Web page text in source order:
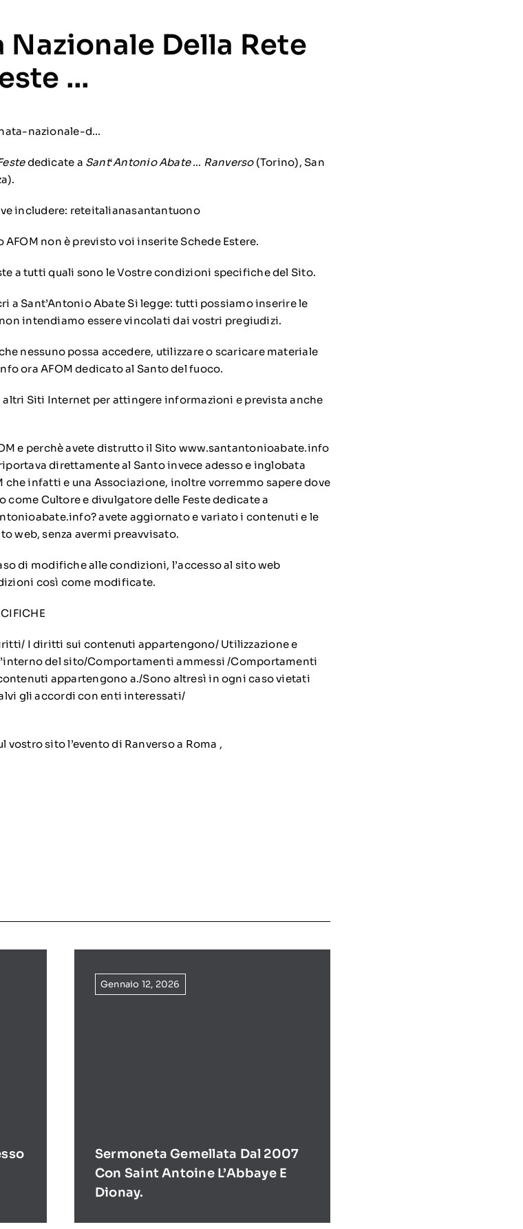
Nazionale Della Rete
…
nazionale-d…
dedicate a Sant‘Antonio Abate… Ranverso(Torino), San
includere: reteitalianasantantuono
non è previsto voi inserite Schede Estere.
a tutti quali sono le Vostre condizioni specifiche del Sito.
a Sant’Antonio Abate Si legge: tutti possiamo inserire le
intendiamo essere vincolati dai vostri pregiudizi.
nessuno possa accedere, utilizzare o scaricare materiale
ora AFOM dedicato al Santo del fuoco.
altri Siti Internet per attingere informazioni e prevista anche
e perchè avete distrutto il Sito www.santantonioabate.info
direttamente al Santo invece adesso e inglobata
che infatti e una Associazione, inoltre vorremmo sapere dove
Cultore e divulgatore delle Feste dedicate a
avete aggiornato e variato i contenuti e le
web, senza avermi preavvisato.
di modifiche alle condizioni, l’accesso al sito web
così come modificate.
I diritti sui contenuti appartengono/ Utilizzazione e
del sito/Comportamenti ammessi /Comportamenti
appartengono a./Sono altresì in ogni caso vietati
gli accordi con enti interessati/
sito l’evento di Ranverso a Roma ,
Gennaio 12, 2026
Sermoneta Gemellata Dal 2007
Con Saint Antoine L’Abbaye E
Dionay.